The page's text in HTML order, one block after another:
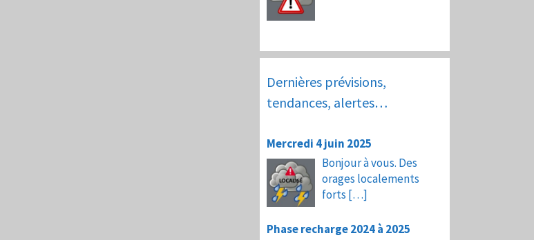
Dernières prévisions,
tendances, alertes…
Mercredi 4 juin 2025
Bonjour à vous. Des
orages localements
forts […]
Phase recharge 2024 à 2025